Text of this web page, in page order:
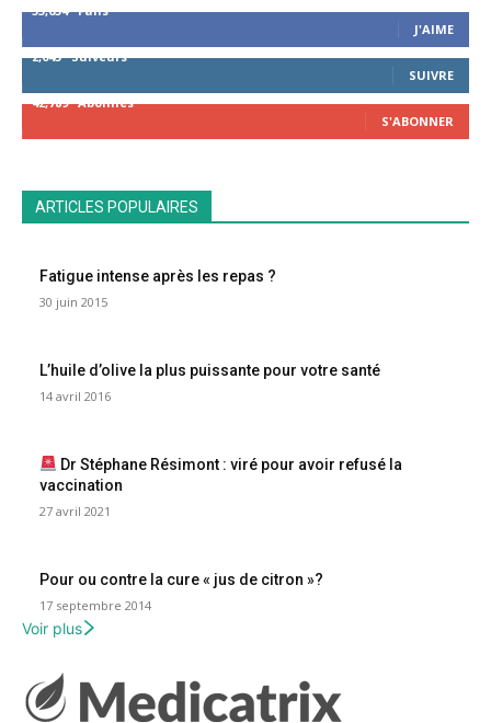
53,654
Fans
J'AIME
2,043 Suiveurs
SUIVRE
42,789 Abonnés
S'ABONNER
ARTICLES POPULAIRES
Fatigue intense après les repas ?
30 juin 2015
L’huile d’olive la plus puissante pour votre santé
14 avril 2016
Dr Stéphane Résimont : viré pour avoir refusé la
vaccination
27 avril 2021
Pour ou contre la cure « jus de citron »?
17 septembre 2014
Voir plus